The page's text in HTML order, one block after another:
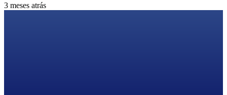
3 meses atrás